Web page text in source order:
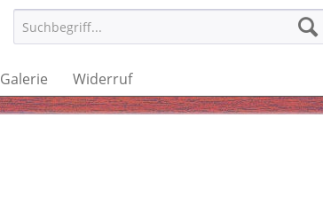
Galerie Widerruf